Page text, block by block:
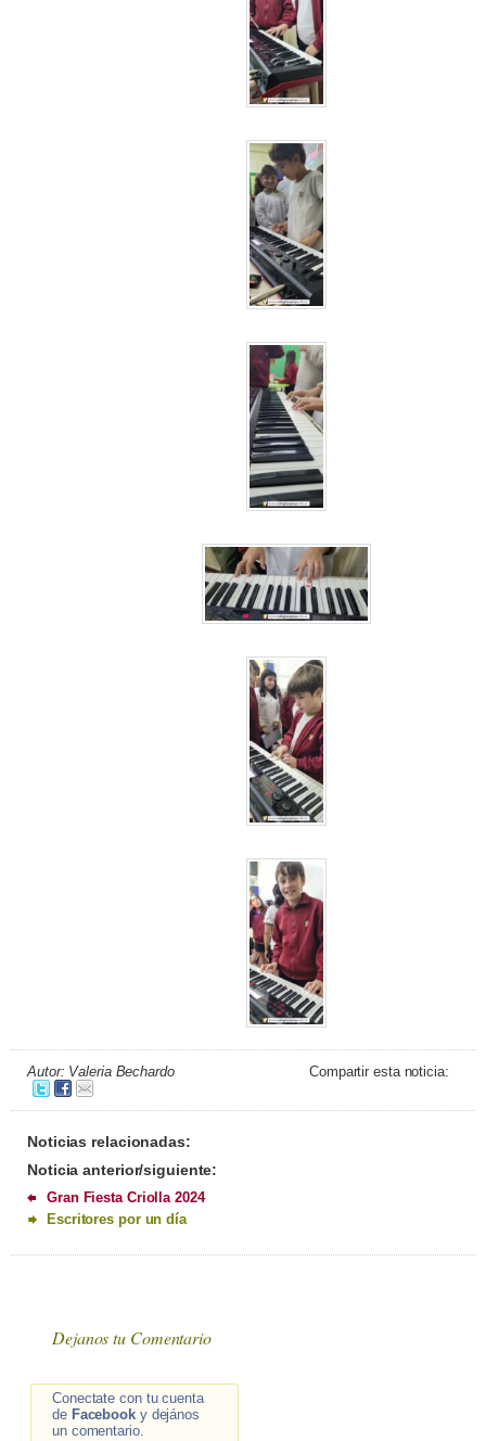
Autor: Valeria Bechardo Compartir esta noticia:
Noticias relacionadas:
Noticia anterior/siguiente:
Gran Fiesta Criolla 2024
Escritores por un día
Dejanos tu Comentario
Conectate con tu cuenta
de Facebooky dejános
un comentario.